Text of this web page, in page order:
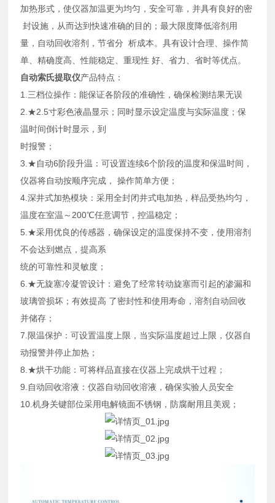
加热形式，使仪器加温更为均匀，安全可靠，并具有良好的密
封设施，从而达到快速准确的目的；最大限度降低溶剂用
量，自动回收溶剂，节省分 析成本。具有设计合理、操作简
单、精确度高、性能稳定、重现性 好、省力、省时等优点。
自动索氏提取仪产品特点：
1.三档位操作：能保证各阶段的准确性，确保检测结果无误
2.★2.5寸彩色液晶显示；同时显示设定温度与实际温度；保
温时间倒计时显示，到
时报警；
3.★自动6阶段升温：可设置连续6个阶段的温度和保温时间，
仪器将自动按顺序完成， 操作简单方便；
4.深井式加热模块：采用全封闭井式电加热，样品受热均匀，
温度在室温～200℃任意调节，控温稳定；
5.★采用优良的传感器，确保设定的温度保持不变，使用溶剂
不会达到燃点，提高系
统的可靠性和灵敏度；
6.★无旋塞冷凝管设计：避免了经常转动旋塞而引起的渗漏和
玻璃管损坏；有效提高 了密封性和使用寿命，溶剂自动回收
并储存；
7.限温保护：可设置温度上限，当实际温度超过上限，仪器自
动报警并停止加热；
8.★烘干功能：可将样品直接在仪器上完成烘干过程；
9.自动回收溶液：仪器自动回收溶液，确保实验人员安全
10.机身关键部位采用电解镜面不锈钢，防腐耐用且美观；